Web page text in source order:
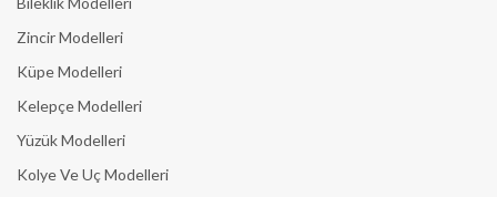
Zincir Modelleri
Küpe Modelleri
Kelepçe Modelleri
Yüzük Modelleri
Kolye Ve Uç Modelleri